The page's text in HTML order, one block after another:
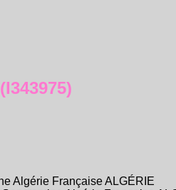
Algérie Française ALGÉRIE